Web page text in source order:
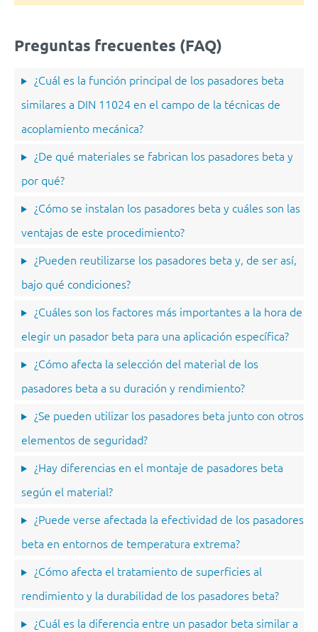
Preguntas frecuentes (FAQ)
¿Cuál es la función principal de los pasadores beta
similares a DIN 11024 en el campo de la técnicas de
acoplamiento mecánica?
¿De qué materiales se fabrican los pasadores beta y
por qué?
¿Cómo se instalan los pasadores beta y cuáles son las
ventajas de este procedimiento?
¿Pueden reutilizarse los pasadores beta y, de ser así,
bajo qué condiciones?
¿Cuáles son los factores más importantes a la hora de
elegir un pasador beta para una aplicación específica?
¿Cómo afecta la selección del material de los
pasadores beta a su duración y rendimiento?
¿Se pueden utilizar los pasadores beta junto con otros
elementos de seguridad?
¿Hay diferencias en el montaje de pasadores beta
según el material?
¿Puede verse afectada la efectividad de los pasadores
beta en entornos de temperatura extrema?
¿Cómo afecta el tratamiento de superficies al
rendimiento y la durabilidad de los pasadores beta?
¿Cuál es la diferencia entre un pasador beta similar a